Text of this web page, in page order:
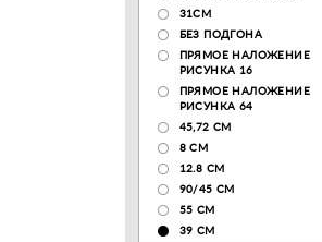
31СМ
БЕЗ ПОДГОНА
ПРЯМОЕ НАЛОЖЕНИЕ
РИСУНКА 16
ПРЯМОЕ НАЛОЖЕНИЕ
РИСУНКА 64
45,72 СМ
8 СМ
12.8 CM
90/45 СМ
55 СМ
39 СМ